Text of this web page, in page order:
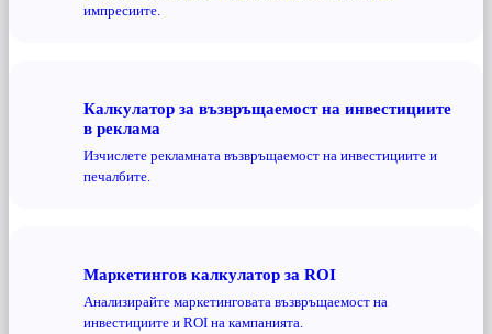
импресиите.
Калкулатор за възвръщаемост на инвестициите
в реклама
Изчислете рекламната възвръщаемост на инвестициите и
печалбите.
Маркетингов калкулатор за ROI
Анализирайте маркетинговата възвръщаемост на
инвестициите и ROI на кампанията.